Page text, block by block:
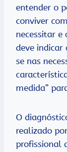
entender o
conviver
necessitar e
deve indicar
se nas
medida”
O
realizado
profissional